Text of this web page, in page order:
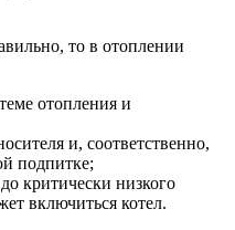
то в отоплении
отопления и
и, соответственно,
подпитке;
критически низкого
включиться котел.